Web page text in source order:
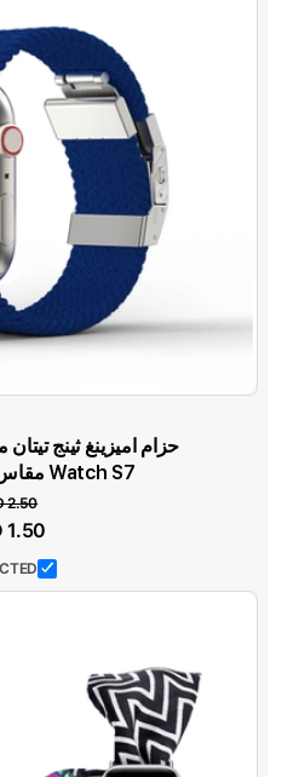
Watch S7 مقاس 41 مم - أزرق
1.50
2.50